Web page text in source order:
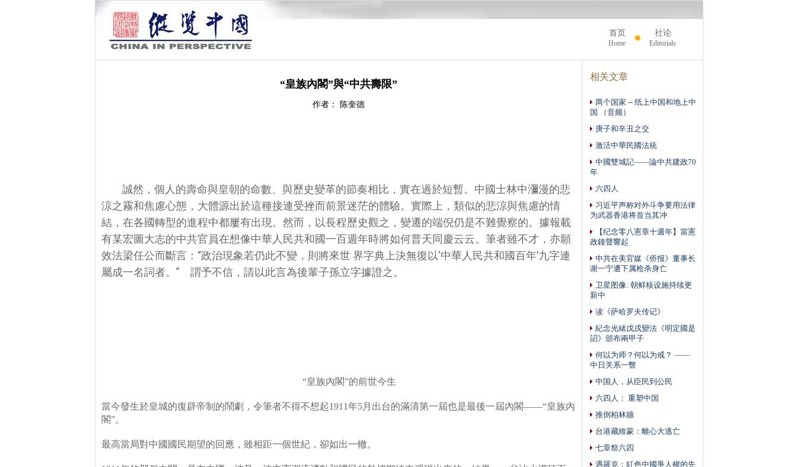
首页
Home
社论
Editorials
“皇族內閣”與“中共壽限”
作者： 陈奎德
誠然，個人的壽命與皇朝的命數、與歷史變革的節奏相比，實在過於短暫。中國士林中瀰漫的悲
涼之霧和焦慮心態，大體源出於這種接連受挫而前景迷茫的體驗。實際上，類似的悲涼與焦慮的情
結，在各國轉型的進程中都屢有出現。然而，以長程歷史觀之，變遷的端倪仍是不難覺察的。據報載
有某宏圖大志的中共官員在想像中華人民共和國一百週年時將如何普天同慶云云。筆者雖不才，亦願
效法梁任公而斷言：“政治現象若仍此不變，則將來世 界字典上決無復以‘中華人民共和國百年’九字連
屬成一名詞者。” 謂予不信，請以此言為後輩子孫立字據證之。
“皇族內閣”的前世今生
當今發生於皇城的復辟帝制的鬧劇，令筆者不得不想起1911年5月出台的滿清第一屆也是最後一屆內閣——“皇族內
閣”。
最高當局對中國國民期望的回應，雖相距一個世紀，卻如出一轍。
相关文章
两个国家 -- 纸上中国和地上中
国 （音频）
庚子和辛丑之交
激活中華民國法統
中國雙城記——論中共建政70
年
六四人
习近平声称对外斗争要用法律
为武器香港将首当其冲
【纪念零八憲章十週年】當憲
政鐘聲響起
中共在美官媒《侨报》董事长
谢一宁遭下属枪杀身亡
卫星图像: 朝鲜核设施持续更
新中
读《萨哈罗夫传记》
紀念光緒戊戌變法《明定國是
詔》頒布兩甲子
何以为师？何以为戒？ ——
中日关系一瞥
中国人，从臣民到公民
六四人： 重塑中国
推倒柏林牆
台港藏維蒙：離心大逃亡
七章祭六四
遇羅克：紅色中國爭人權的先